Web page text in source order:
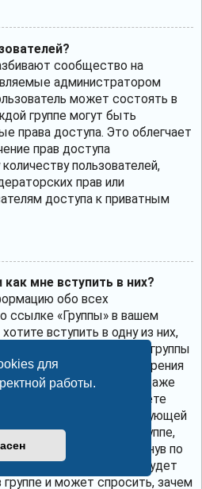
для
работы.
сообщество на
администратором
может состоять в
группе могут быть
права доступа. Это облегчает
прав доступа
пользователей,
прав или
доступа к приватным
как мне вступить в них?
обо всех
ссылке «Группы» в вашем
вступить в одну из них,
кнопку. Однако не все группы
могут требовать одобрения
быть закрытыми или даже
то вы можете
щёлкнув по соответствующей
на участие в группе,
на вступление, щёлкнув по
Лидер группы должен будет
и может спросить, зачем